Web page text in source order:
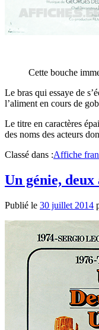
Cette bouche
Le bras qui essaye de
l’aliment en cours de
Le titre en caractères
des noms des acteurs
Classé dans :Affiche
Un génie, deux
Publié le 30 juillet 2014